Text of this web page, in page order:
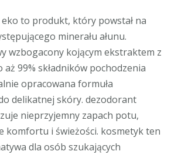
to produkt, który powstał na
minerału ałunu.
wzbogacony kojącym ekstraktem z
aż 99% składników pochodzenia
opracowana formuła
delikatnej skóry. dezodorant
nieprzyjemny zapach potu,
komfortu i świeżości. kosmetyk ten
dla osób szukających